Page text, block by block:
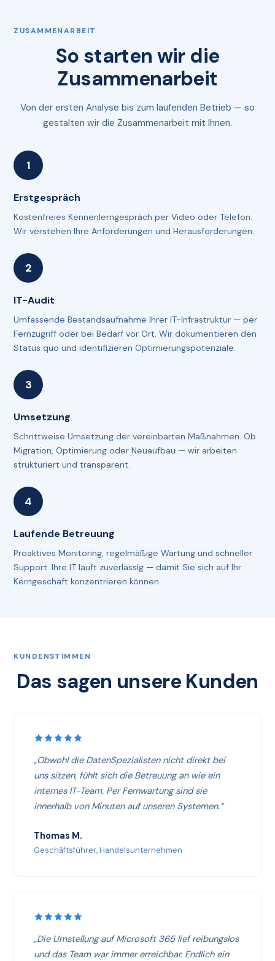
ZUSAMMENARBEIT
So starten wir die
Zusammenarbeit
Von der ersten Analyse bis zum laufenden Betrieb — so
gestalten wir die Zusammenarbeit mit Ihnen.
Erstgespräch
Kostenfreies Kennenlerngespräch per Video oder Telefon.
Wir verstehen Ihre Anforderungen und Herausforderungen.
IT-Audit
Umfassende Bestandsaufnahme Ihrer IT-Infrastruktur — per
Fernzugriff oder bei Bedarf vor Ort. Wir dokumentieren den
Status quo und identifizieren Optimierungspotenziale.
Umsetzung
Schrittweise Umsetzung der vereinbarten Maßnahmen. Ob
Migration, Optimierung oder Neuaufbau — wir arbeiten
strukturiert und transparent.
Laufende Betreuung
Proaktives Monitoring, regelmäßige Wartung und schneller
Support. Ihre IT läuft zuverlässig — damit Sie sich auf Ihr
Kerngeschäft konzentrieren können.
KUNDENSTIMMEN
Das sagen unsere Kunden
„Obwohl die DatenSpezialisten nicht direkt bei
uns sitzen, fühlt sich die Betreuung an wie ein
internes IT-Team. Per Fernwartung sind sie
innerhalb von Minuten auf unseren Systemen.“
Thomas M.
Geschäftsführer, Handelsunternehmen
„Die Umstellung auf Microsoft 365 lief reibungslos
und das Team war immer erreichbar. Endlich ein